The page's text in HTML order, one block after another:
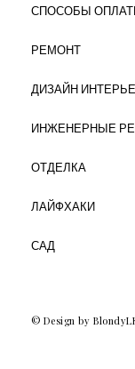
СПОСОБЫ
РЕМОНТ
ДИЗАЙН
ИНЖЕНЕРНЫЕ
ОТДЕЛКА
ЛАЙФХАКИ
САД
© Design by